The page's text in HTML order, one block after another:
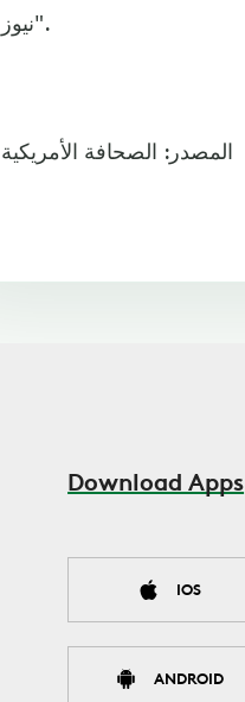
نيوز".
المصدر: الصحافة الأمريكية
Download Apps
IOS
ANDROID